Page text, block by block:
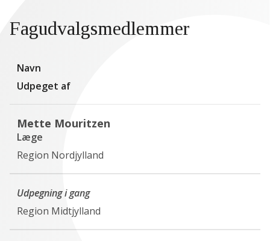
Fagudvalgsmedlemmer
Navn
Udpeget af
Mette Mouritzen
Læge
Region Nordjylland
Udpegning i gang
Region Midtjylland